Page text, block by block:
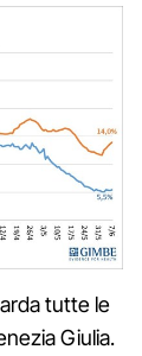
tutte le
Giulia.